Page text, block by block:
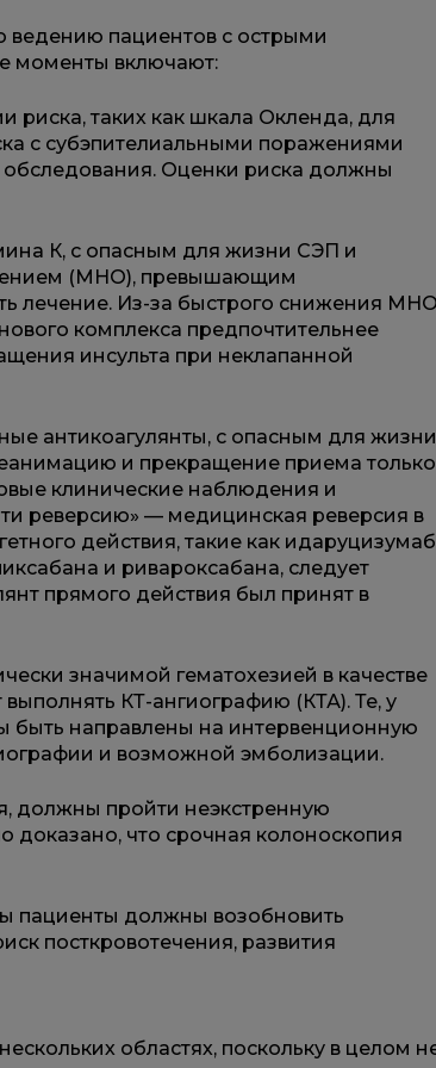
пациентов с острыми
моменты включают:
риска, таких как шкала Окленда, для
с субэпителиальными поражениями
Оценки риска должны
К, с опасным для жизни СЭП и
(МНО), превышающим
лечение. Из-за быстрого снижения
комплекса предпочтительнее
инсульта при неклапанной
антикоагулянты, с опасным для жизни
и прекращение приема только
клинические наблюдения и
реверсию» — медицинская реверсия в
действия, такие как идаруцизумаб
и ривароксабана, следует
прямого действия был принят в
значимой гематохезией в качестве
выполнять КТ-ангиографию (КТА). Те, у
быть направлены на интервенционную
и возможной эмболизации.
должны пройти неэкстренную
доказано, что срочная колоноскопия
пациенты должны возобновить
посткровотечения, развития
областях, поскольку в целом